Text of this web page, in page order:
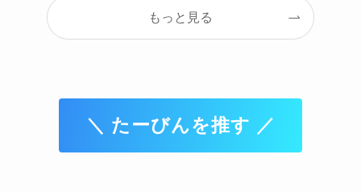
もっと見る
＼ たーびんを推す ／